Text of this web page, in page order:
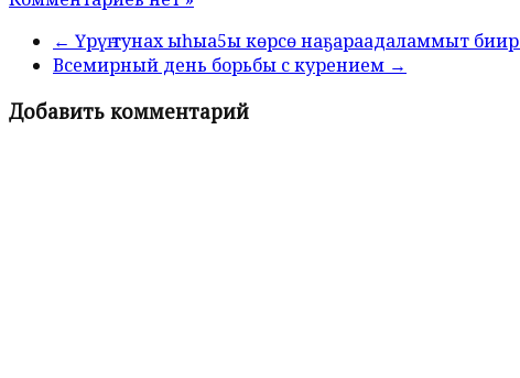
← Үрүҥ тунах ыһыа5ы көрсө наҕараадаламмыт
Всемирный день борьбы с курением →
Добавить комментарий